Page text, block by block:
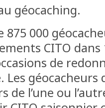
géocaching.
875 000
CITO dans
de
Les géocacheurs
de l’une ou